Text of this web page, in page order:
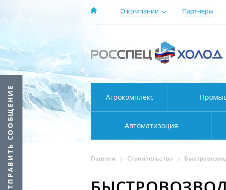
О компании Партнеры
Агрокомплекс
Автоматизация
Главная Строительство